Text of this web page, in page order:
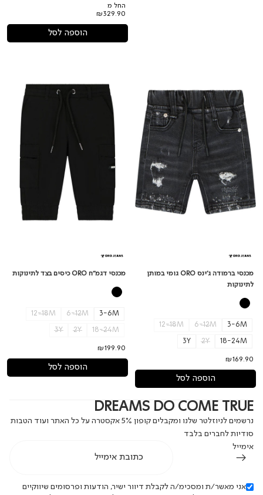
החל מ
₪329.90
הוספה לסל
ג'ינס
ORO
גומי
במותן
לתינוקות
מכנסי ברמודה ג'ינס ORO גומי במותן
לתינוקות
3-6M
6-12M
12-18M
18-24M
2Y
3Y
₪169.90
הוספה לסל
ORO
כיסים
בצד
לתינוקות
מכנסי דגמ"ח ORO כיסים בצד לתינוקות
3-6M
6-12M
12-18M
18-24M
2Y
3Y
₪199.90
הוספה לסל
DREAMS DO COME TRUE
נרשמים לניוזלטר שלנו ומקבלים קופון 5% אקסטרה על כל האתר ועוד הטבות
סודיות לחברים בלבד
אימייל
אני מאשר/ת ומסכימ/ה לקבלת דיוור ישיר, הודעות ופרסומים שיווקיים